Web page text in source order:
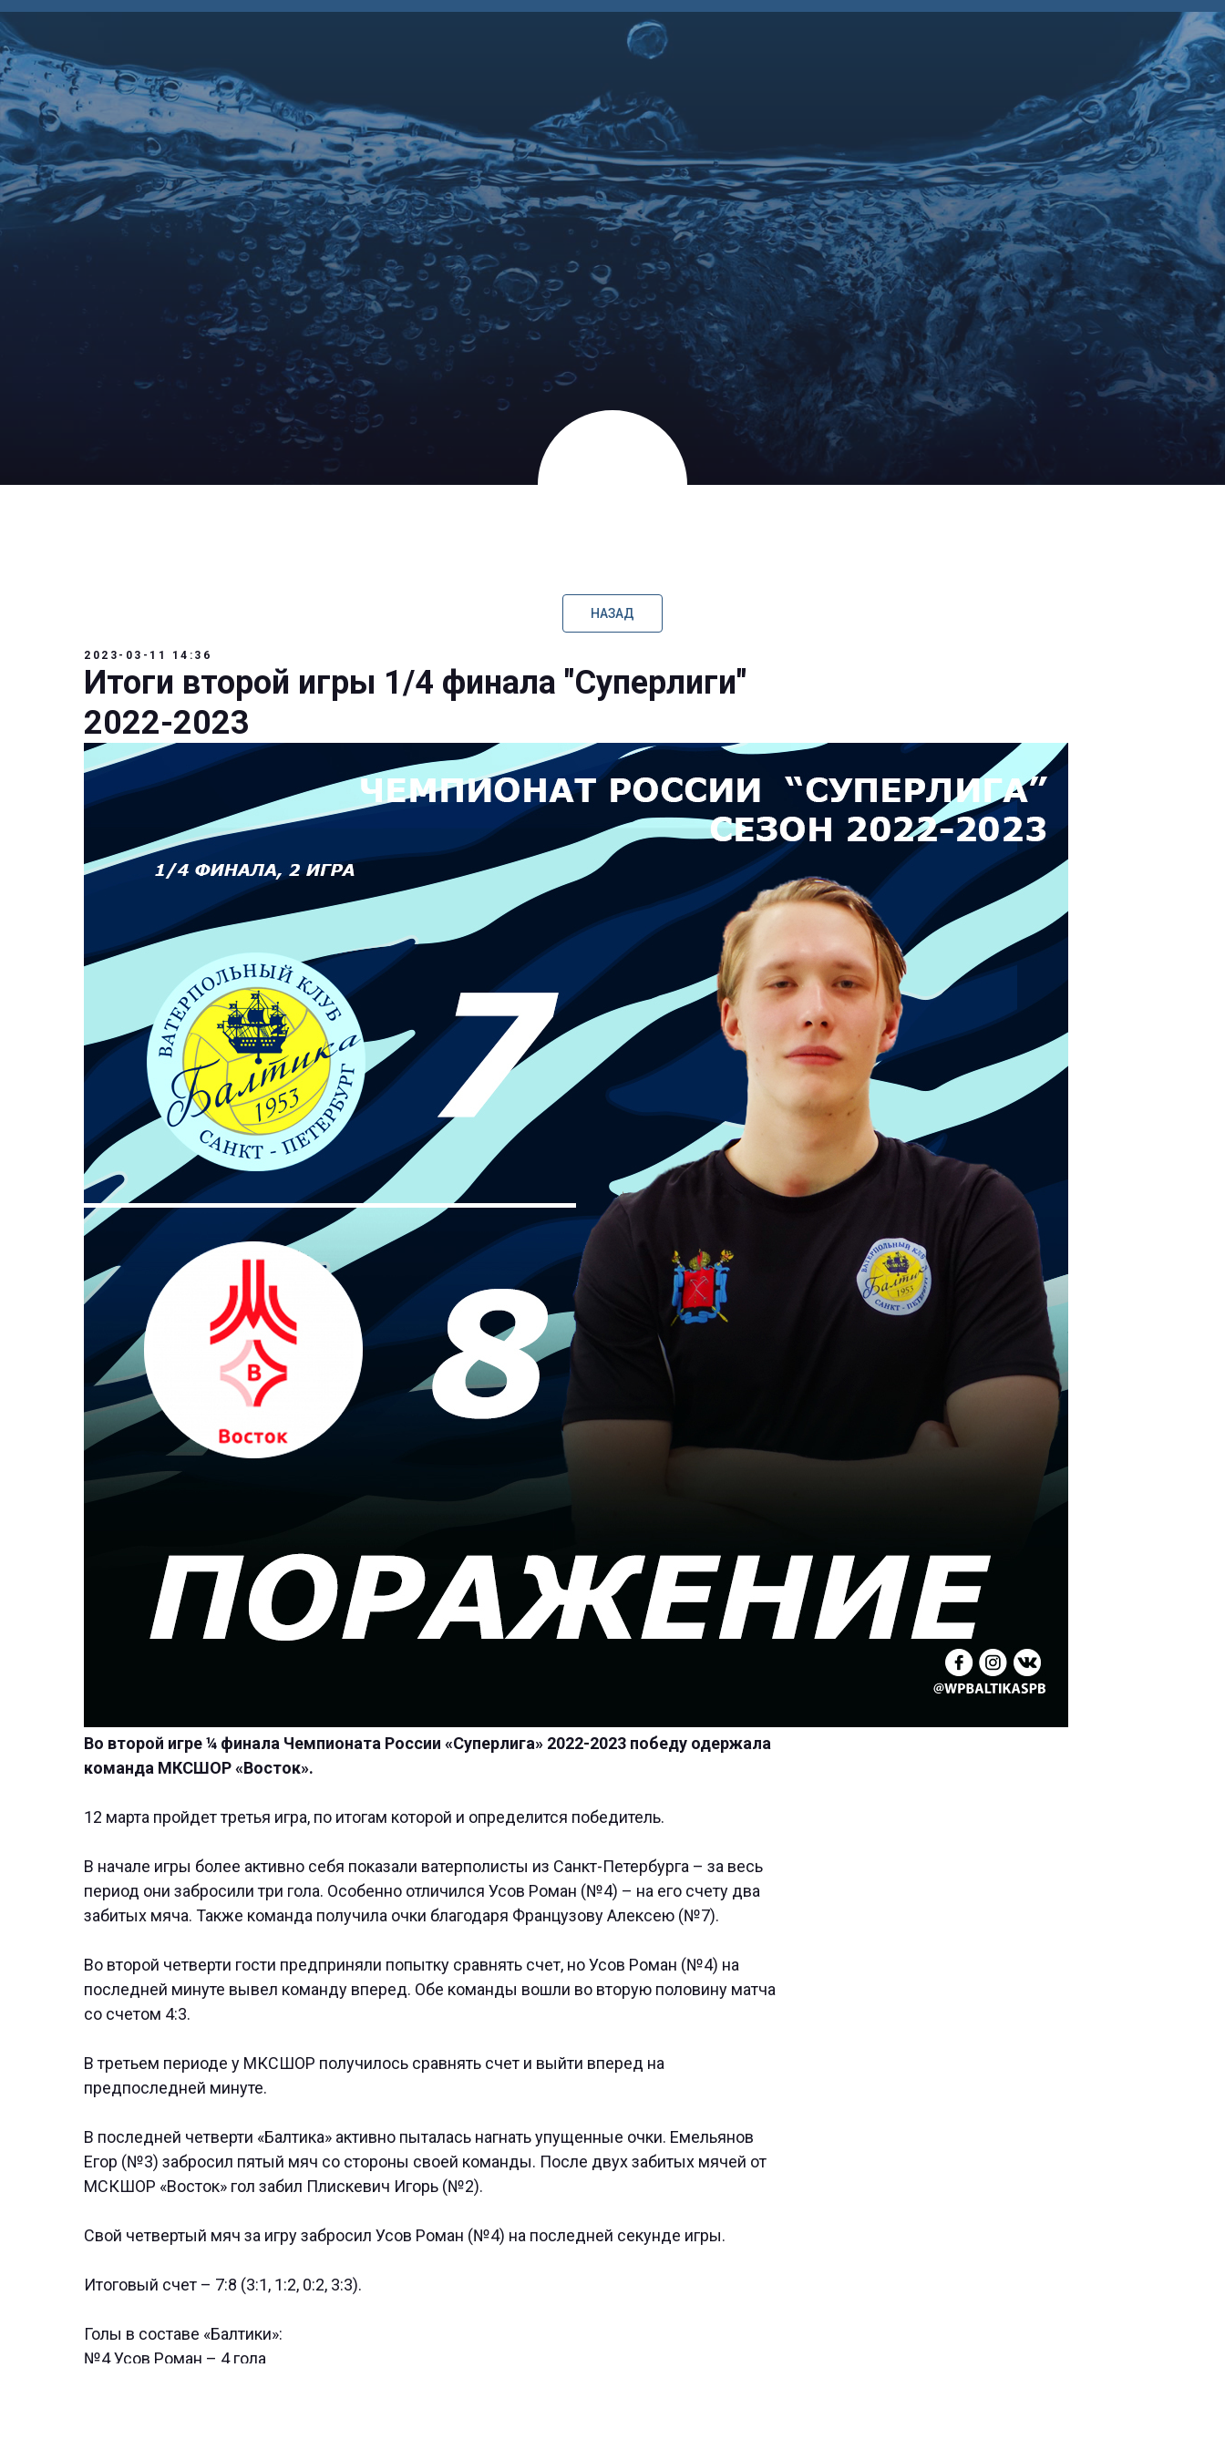
НАЗАД
2023-03-11 14:36
Итоги второй игры 1/4 финала "Суперлиги"
2022-2023
Во второй игре ¼ финала Чемпионата России «Суперлига» 2022-2023 победу одержала
команда МКСШОР «Восток».
12 марта пройдет третья игра, по итогам которой и определится победитель.
В начале игры более активно себя показали ватерполисты из Санкт-Петербурга – за весь
период они забросили три гола. Особенно отличился Усов Роман (№4) – на его счету два
забитых мяча. Также команда получила очки благодаря Французову Алексею (№7).
Во второй четверти гости предприняли попытку сравнять счет, но Усов Роман (№4) на
последней минуте вывел команду вперед. Обе команды вошли во вторую половину матча
со счетом 4:3.
В третьем периоде у МКСШОР получилось сравнять счет и выйти вперед на
предпоследней минуте.
В последней четверти «Балтика» активно пыталась нагнать упущенные очки. Емельянов
Егор (№3) забросил пятый мяч со стороны своей команды. После двух забитых мячей от
МСКШОР «Восток» гол забил Плискевич Игорь (№2).
Свой четвертый мяч за игру забросил Усов Роман (№4) на последней секунде игры.
Итоговый счет – 7:8 (3:1, 1:2, 0:2, 3:3).
Голы в составе «Балтики»:
№4 Усов Роман – 4 гола